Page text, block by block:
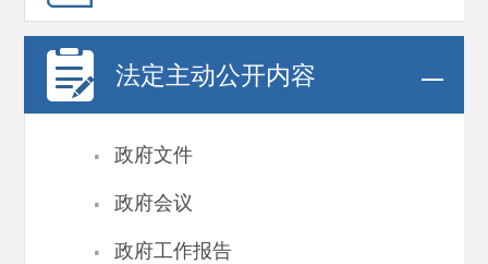
法定主动公开内容
· 政府文件
· 政府会议
· 政府工作报告